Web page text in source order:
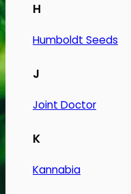
H
Humboldt Seeds
J
Joint Doctor
K
Kannabia